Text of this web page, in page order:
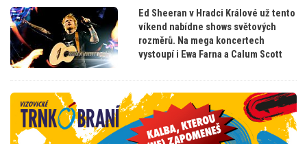
Ed Sheeran v Hradci Králové už tento
víkend nabídne shows světových
rozměrů. Na mega koncertech
vystoupí i Ewa Farna a Calum Scott